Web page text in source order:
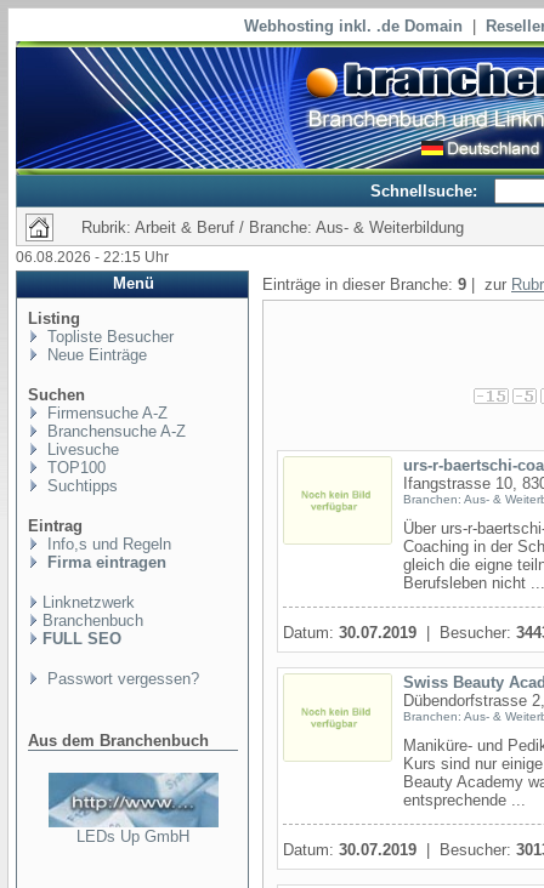
Webhosting inkl. .de Domain
Schnellsuche:
Rubrik: Arbeit & Beruf / Branche: Aus- & Weiterbildung
06.08.2026 - 22:15 Uhr
Menü
Listing
Topliste Besucher
Neue Einträge
Suchen
Firmensuche A-Z
Branchensuche A-Z
Livesuche
TOP100
Suchtipps
Eintrag
Info,s und Regeln
Firma eintragen
Linknetzwerk
Branchenbuch
FULL SEO
Passwort vergessen?
Aus dem Branchenbuch
LEDs Up GmbH
Einträge in dieser Branche: 9 | zur
urs-r-baertschi-
Ifangstrasse 10,
Branchen: Aus- &
Über urs-r-
Coaching in der
gleich die eigne
Berufsleben nicht ...
Datum: 30.07.2019 | Besucher:
Swiss Beauty
Dübendorfstrasse
Branchen: Aus- &
Maniküre- und
Kurs sind nur
Beauty Academy
entsprechende ...
Datum: 30.07.2019 | Besucher: